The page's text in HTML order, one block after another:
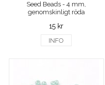
Seed Beads - 4 mm,
genomskinligt röda
15 kr
INFO